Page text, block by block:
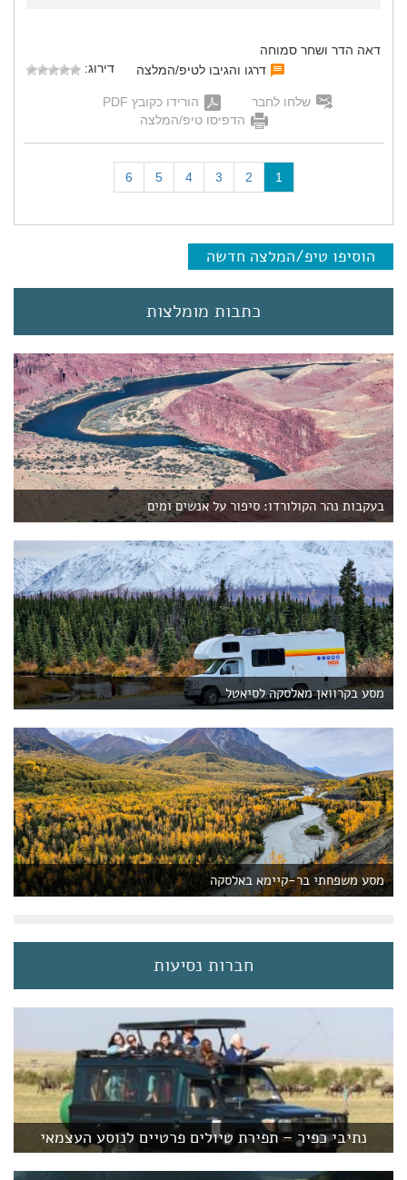
דאה הדר ושחר סמוחה
דרגו והגיבו לטיפ/המלצה
דירוג:
שלחו לחבר
הורידו כקובץ PDF
הדפיסו טיפ/המלצה
1
c
e
n
2
3
4
5
6
הוסיפו טיפ/המלצה חדשה
כתבות מומלצות
בעקבות נהר הקולורדו: סיפור על אנשים ומים
מסע בקרוואן מאלסקה לסיאטל
מסע משפחתי בר-קיימא באלסקה
חברות נסיעות
נתיבי כפיר – תפירת טיולים פרטיים לנוסע העצמאי